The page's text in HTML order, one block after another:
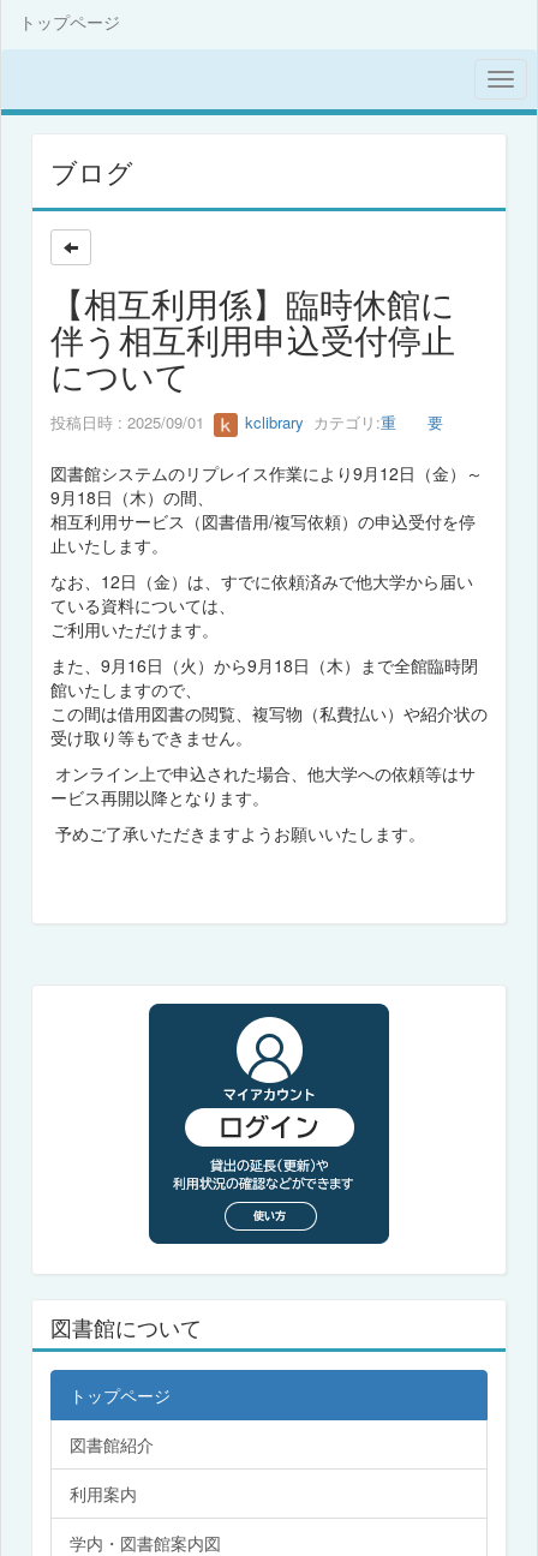
トップページ
ブログ
【相互利用係】臨時休館に
伴う相互利用申込受付停止
について
投稿日時 : 2025/09/01 kclibrary カテゴリ:重 要
図書館システムのリプレイス作業により9月12日（金）～
9月18日（木）の間、
相互利用サービス（図書借用/複写依頼）の申込受付を停
止いたします。
なお、12日（金）は、すでに依頼済みで他大学から届い
ている資料については、
ご利用いただけます。
また、9月16日（火）から9月18日（木）まで全館臨時閉
館いたしますので、
この間は借用図書の閲覧、複写物（私費払い）や紹介状の
受け取り等もできません。
オンライン上で申込された場合、他大学への依頼等はサ
ービス再開以降となります。
予めご了承いただきますようお願いいたします。
図書館について
トップページ
図書館紹介
利用案内
学内・図書館案内図